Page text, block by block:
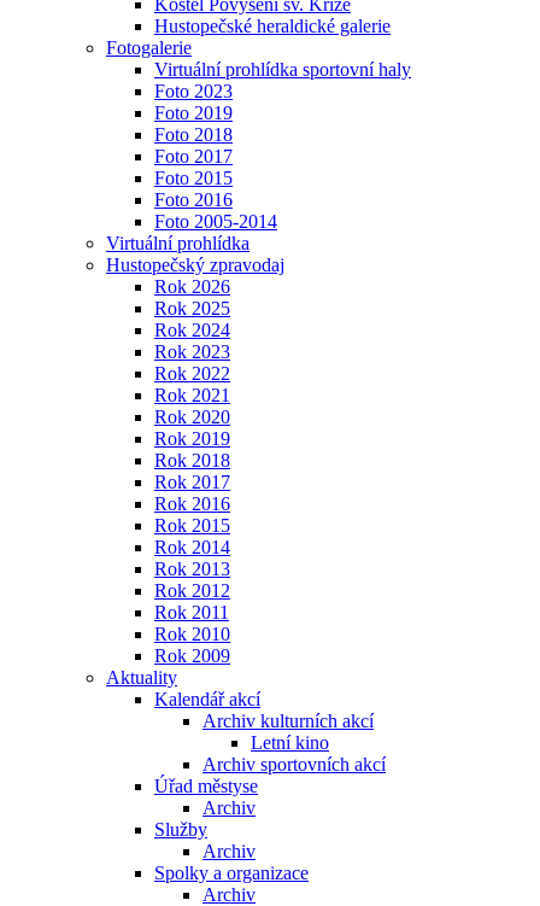
Kostel Povýšení sv. Kříže
Hustopečské heraldické galerie
Fotogalerie
Virtuální prohlídka sportovní haly
Foto 2023
Foto 2019
Foto 2018
Foto 2017
Foto 2015
Foto 2016
Foto 2005-2014
Virtuální prohlídka
Hustopečský zpravodaj
Rok 2026
Rok 2025
Rok 2024
Rok 2023
Rok 2022
Rok 2021
Rok 2020
Rok 2019
Rok 2018
Rok 2017
Rok 2016
Rok 2015
Rok 2014
Rok 2013
Rok 2012
Rok 2011
Rok 2010
Rok 2009
Aktuality
Kalendář akcí
Archiv kulturních akcí
Letní kino
Archiv sportovních akcí
Úřad městyse
Archiv
Služby
Archiv
Spolky a organizace
Archiv